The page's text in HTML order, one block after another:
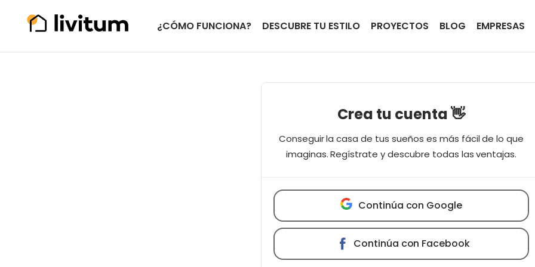
¿CÓMO FUNCIONA? DESCUBRE TU ESTILO PROYECTOS BLOG EMPRESAS
Crea tu cuenta 👋
Conseguir la casa de tus sueños es más fácil de lo que
imaginas. Regístrate y descubre todas las ventajas.
Continúa con Google
Continúa con Facebook